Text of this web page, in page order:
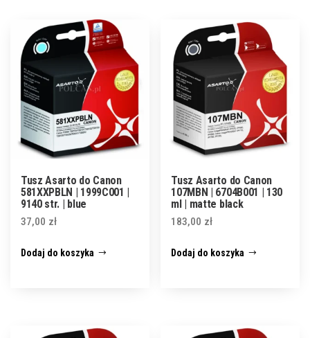
Tusz Asarto do Canon
581XXPBLN | 1999C001 |
9140 str. | blue
37,00 zł
Dodaj do koszyka
Tusz Asarto do Canon
107MBN | 6704B001 | 130
ml | matte black
183,00 zł
Dodaj do koszyka